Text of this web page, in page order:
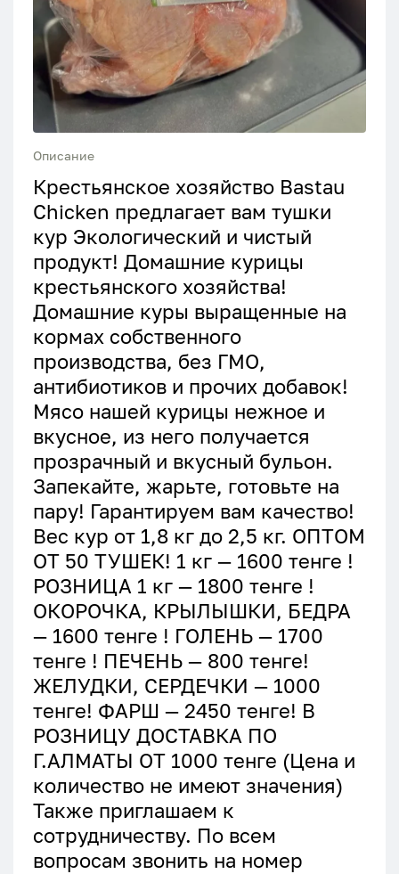
Описание
Крестьянское хозяйство Bastau
Chicken предлагает вам тушки
кур Экологический и чистый
продукт! Домашние курицы
крестьянского хозяйства!
Домашние куры выращенные на
кормах собственного
производства, без ГМО,
антибиотиков и прочих добавок!
Мясо нашей курицы нежное и
вкусное, из него получается
прозрачный и вкусный бульон.
Запекайте, жарьте, готовьте на
пару! Гарантируем вам качество!
Вес кур от 1,8 кг до 2,5 кг. ОПТОМ
ОТ 50 ТУШЕК! 1 кг — 1600 тенге !
РОЗНИЦА 1 кг — 1800 тенге !
ОКОРОЧКА, КРЫЛЫШКИ, БЕДРА
— 1600 тенге ! ГОЛЕНЬ — 1700
тенге ! ПЕЧЕНЬ — 800 тенге!
ЖЕЛУДКИ, СЕРДЕЧКИ — 1000
тенге! ФАРШ — 2450 тенге! В
РОЗНИЦУ ДОСТАВКА ПО
Г.АЛМАТЫ ОТ 1000 тенге (Цена и
количество не имеют значения)
Также приглашаем к
сотрудничеству. По всем
вопросам звонить на номер